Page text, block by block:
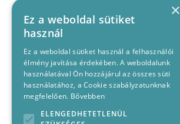
×
Ez a weboldal sütiket
használ
Ez a weboldal sütiket használ a felhasználói
élmény javítása érdekében. A weboldalunk
használatával Ön hozzájárul az összes süti
használatához, a Cookie szabályzatunknak
megfelelően. Bővebben
ELENGEDHETETLENÜL